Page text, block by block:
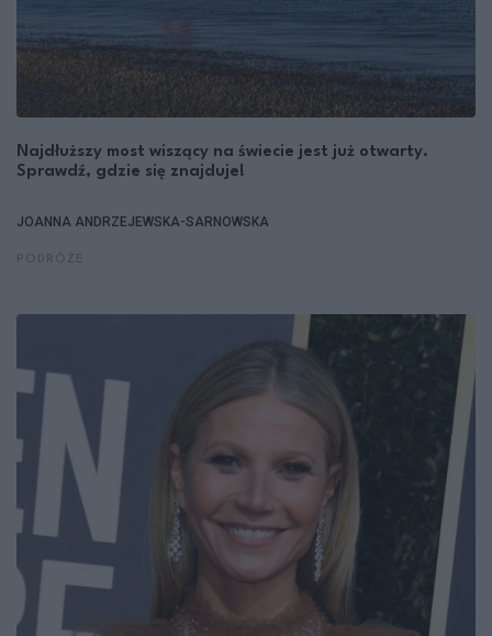
Najdłuższy most wiszący na świecie jest już otwarty.
Sprawdź, gdzie się znajduje!
JOANNA ANDRZEJEWSKA-SARNOWSKA